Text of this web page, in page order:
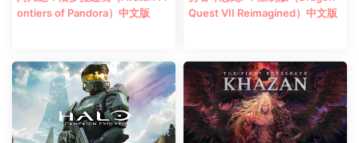
ontiers of Pandora）中文版
Quest VII Reimagined）中文版